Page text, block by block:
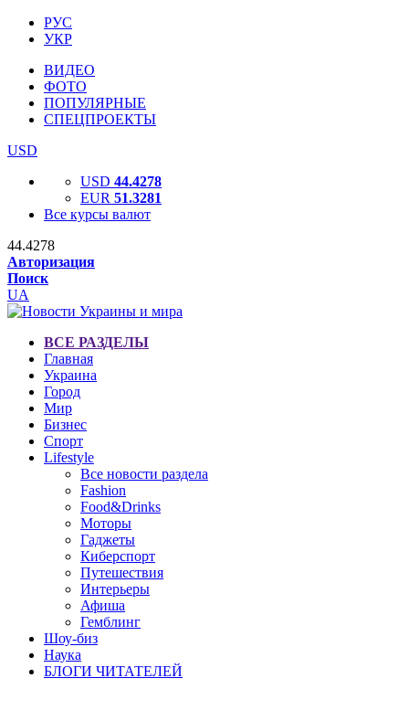
РУС
УКР
ВИДЕО
ФОТО
ПОПУЛЯРНЫЕ
СПЕЦПРОЕКТЫ
USD
USD 44.4278
EUR 51.3281
Все курсы валют
44.4278
Авторизация
Поиск
UA
ВСЕ РАЗДЕЛЫ
Главная
Украина
Город
Мир
Бизнес
Спорт
Lifestyle
Все новости раздела
Fashion
Food&Drinks
Моторы
Гаджеты
Киберспорт
Путешествия
Интерьеры
Афиша
Гемблинг
Шоу-биз
Наука
БЛОГИ ЧИТАТЕЛЕЙ